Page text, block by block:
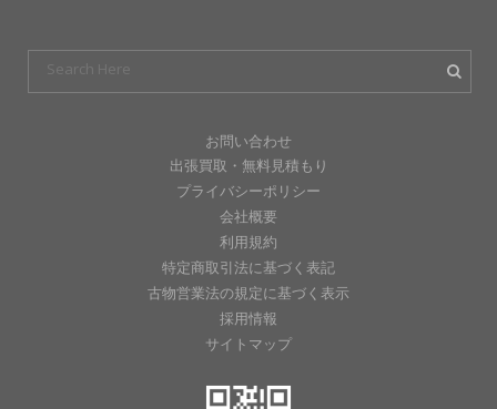
お問い合わせ
出張買取・無料見積もり
プライバシーポリシー
会社概要
利用規約
特定商取引法に基づく表記
古物営業法の規定に基づく表示
採用情報
サイトマップ